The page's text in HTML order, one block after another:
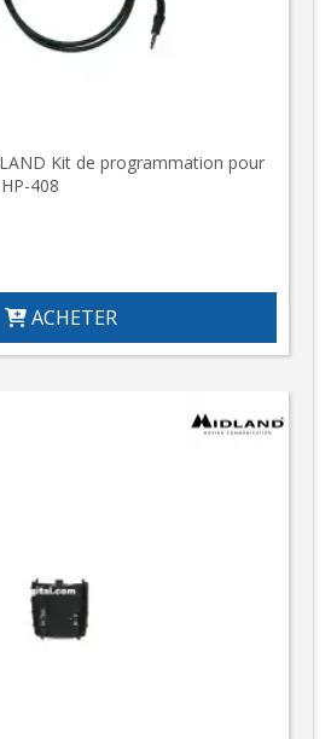
Kit de programmation pour
408
ACHETER